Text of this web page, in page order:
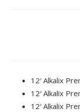
12′ Alkalix
12′ Alkalix
12′ Alkalix